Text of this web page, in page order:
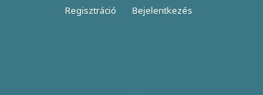
Regisztráció Bejelentkezés